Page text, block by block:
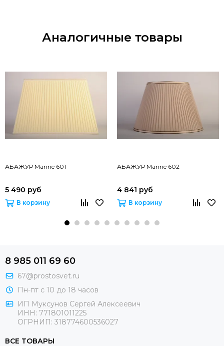
Аналогичные товары
АБАЖУР Manne 601
5 490 руб
В корзину
АБАЖУР Manne 602
4 841 руб
В корзину
8 985 011 69 60
67@prostosvet.ru
Пн-пт с 10 до 18 часов
ИП Муксунов Сергей Алексеевич
ИНН: 771801011225
ОГРНИП: 318774600536027
ВСЕ ТОВАРЫ